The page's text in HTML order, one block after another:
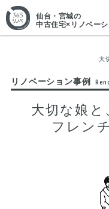
仙台・宮城の
中古住宅×リノベー
大
リノベーション事例
大切な娘と
フレン